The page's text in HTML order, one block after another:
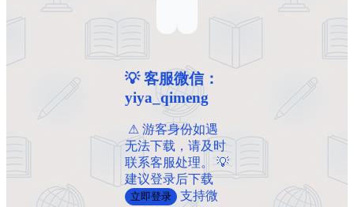
💡 客服微信：
yiya_qimeng
️ ️⚠ 游客身份如遇
无法下载，请及时
联系客服处理。 💡
建议登录后下载
立即登录
支持微